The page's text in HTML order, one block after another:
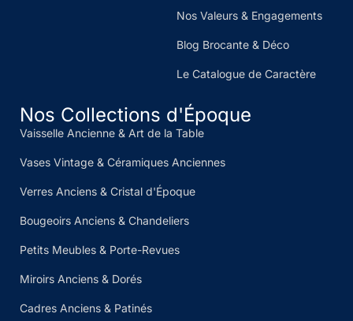
Nos Valeurs & Engagements
Blog Brocante & Déco
Le Catalogue de Caractère
Nos Collections d'Époque
Vaisselle Ancienne & Art de la Table
Vases Vintage & Céramiques Anciennes
Verres Anciens & Cristal d'Époque
Bougeoirs Anciens & Chandeliers
Petits Meubles & Porte-Revues
Miroirs Anciens & Dorés
Cadres Anciens & Patinés